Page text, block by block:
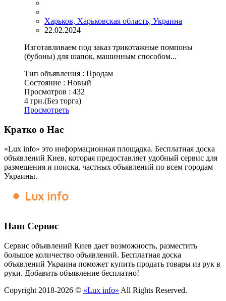
Харьков, Харьковская область, Украина
22.02.2024
Изготавливаем под заказ трикотажные помпоны
(бубоны) для шапок, машинным способом...
Тип объявления : Продам
Состояние : Новый
Просмотров : 432
4 грн.(Без торга)
Просмотреть
Кратко о Нас
«Lux info» это информационная площадка. Бесплатная доска
объявлений Киев, которая предоставляет удобный сервис для
размещения и поиска, частных объявлений по всем городам
Украины.
Наш Сервис
Сервис объявлений Киев дает возможность, разместить
большое количество объявлений. Бесплатная доска
объявлений Украина поможет купить продать товары из рук в
руки. Добавить объявление бесплатно!
Copyright 2018-2026 © «Lux info» All Rights Reserved.